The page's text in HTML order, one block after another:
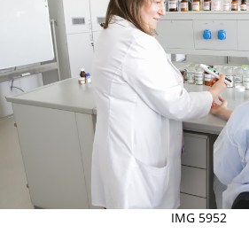
IMG 5952